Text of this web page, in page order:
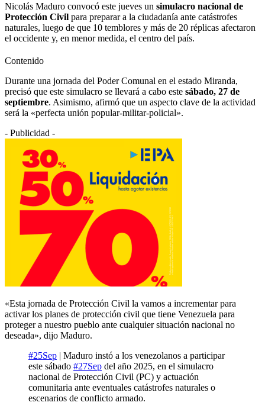
Nicolás Maduro convocó este jueves un simulacro nacional de
Protección Civil para preparar a la ciudadanía ante catástrofes
naturales, luego de que 10 temblores y más de 20 réplicas afectaron
el occidente y, en menor medida, el centro del país.
Contenido
Durante una jornada del Poder Comunal en el estado Miranda,
precisó que este simulacro se llevará a cabo este sábado, 27 de
septiembre. Asimismo, afirmó que un aspecto clave de la actividad
será la «perfecta unión popular-militar-policial».
- Publicidad -
«Esta jornada de Protección Civil la vamos a incrementar para
activar los planes de protección civil que tiene Venezuela para
proteger a nuestro pueblo ante cualquier situación nacional no
deseada», dijo Maduro.
#25Sep | Maduro instó a los venezolanos a participar
este sábado #27Sep del año 2025, en el simulacro
nacional de Protección Civil (PC) y actuación
comunitaria ante eventuales catástrofes naturales o
escenarios de conflicto armado.